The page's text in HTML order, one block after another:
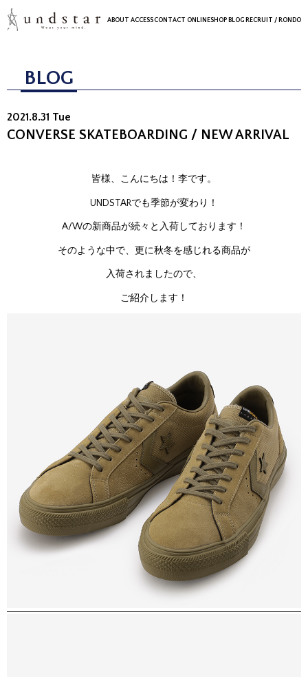
ABOUT ACCESSCONTACT ONLINESHOP BLOG RECRUIT / RONDO
BLOG
2021.8.31 Tue
CONVERSE SKATEBOARDING / NEW ARRIVAL
皆様、こんにちは！李です。
UNDSTARでも季節が変わり！
A/Wの新商品が続々と入荷しております！
そのような中で、更に秋冬を感じれる商品が
入荷されましたので、
ご紹介します！